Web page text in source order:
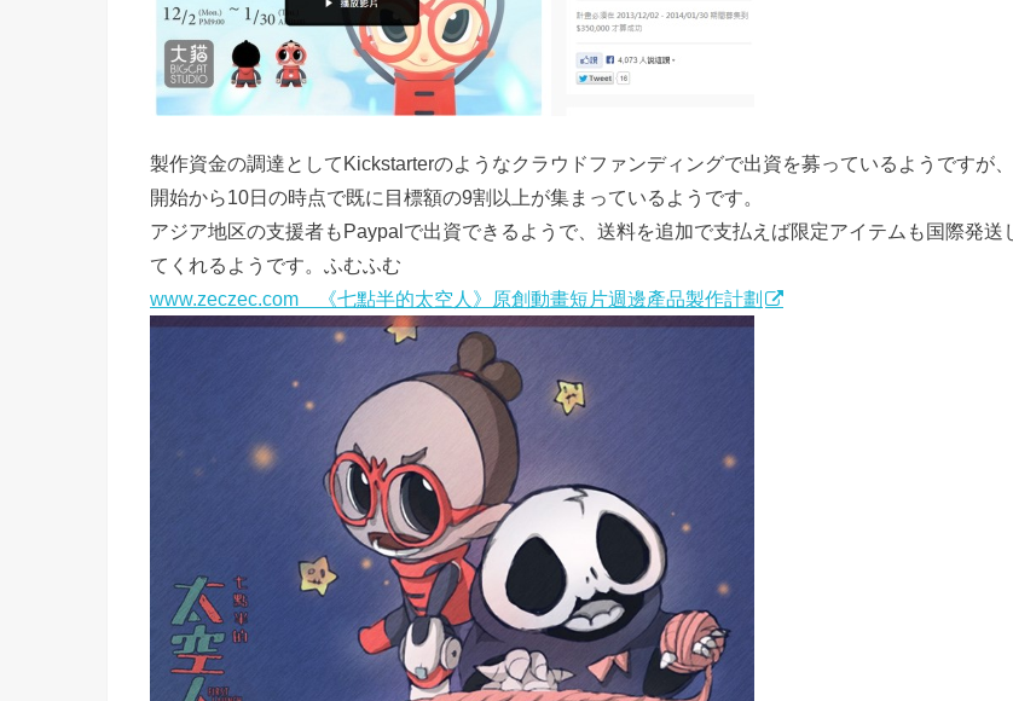
製作資金の調達としてKickstarterのようなクラウドファンディングで出資を募っているようですが、
開始から10日の時点で既に目標額の9割以上が集まっているようです。
アジア地区の支援者もPaypalで出資できるようで、送料を追加で支払えば限定アイテムも国際発送し
てくれるようです。ふむふむ
www.zeczec.com 《七點半的太空人》原創動畫短片週邊產品製作計劃